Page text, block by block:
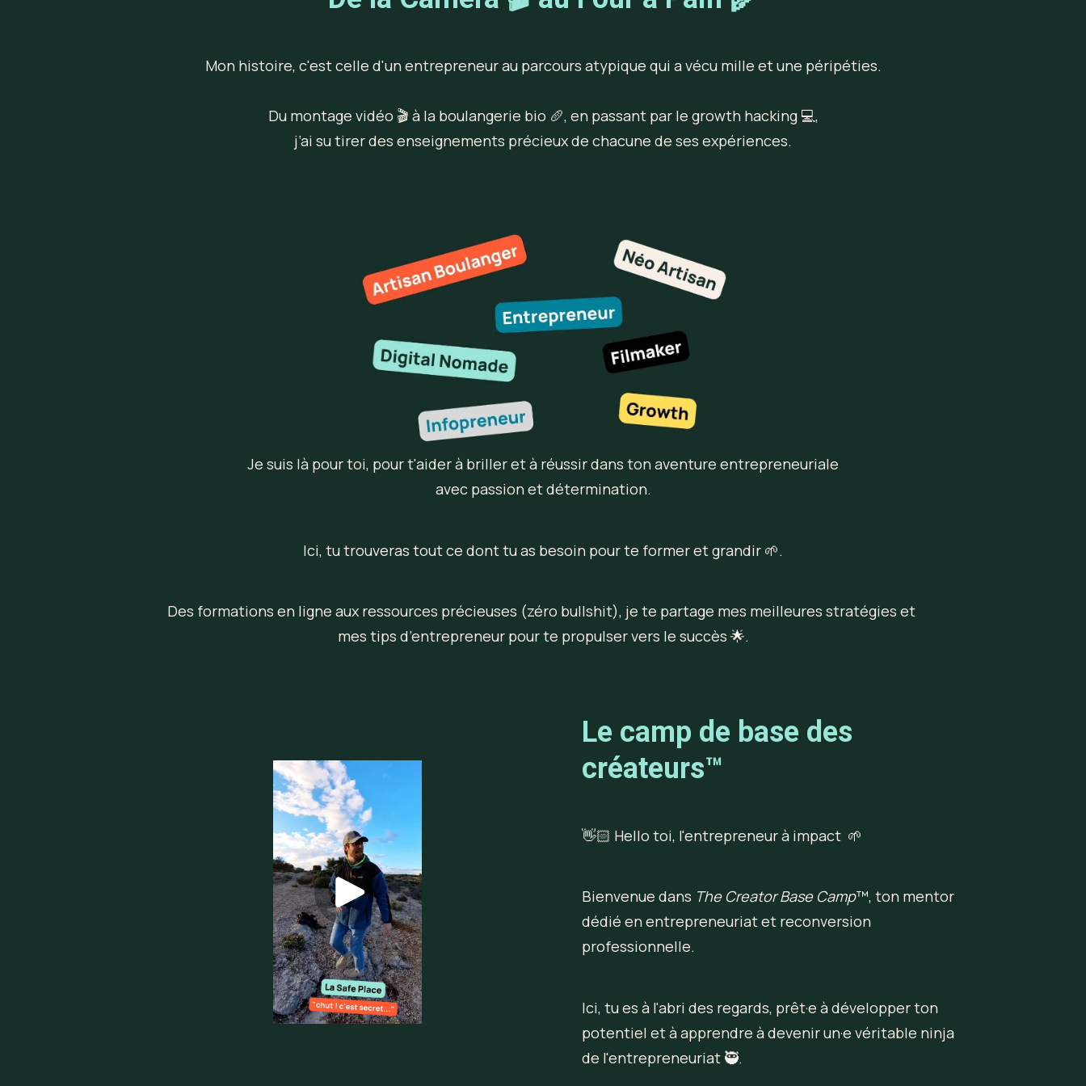
Mon histoire, c'est celle d'un entrepreneur au parcours atypique qui a vécu mille et une péripéties.
Du montage vidéo 🎬 à la boulangerie bio 🥖, en passant par le growth hacking 💻,
j’ai su tirer des enseignements précieux de chacune de ses expériences.
Je suis là pour toi, pour t'aider à briller et à réussir dans ton aventure entrepreneuriale
avec passion et détermination.
Ici, tu trouveras tout ce dont tu as besoin pour te former et grandir 🌱.
Des formations en ligne aux ressources précieuses (zéro bullshit), je te partage mes meilleures stratégies et
mes tips d’entrepreneur pour te propulser vers le succès 🌟.
Le camp de base des
créateurs™
👋🏻 Hello toi, l'entrepreneur à impact  🌱
Bienvenue dans The Creator Base Camp™, ton mentor
dédié en entrepreneuriat et reconversion
professionnelle.
Ici, tu es à l'abri des regards, prêt·e à développer ton
potentiel et à apprendre à devenir un·e véritable ninja
de l'entrepreneuriat 🥷.